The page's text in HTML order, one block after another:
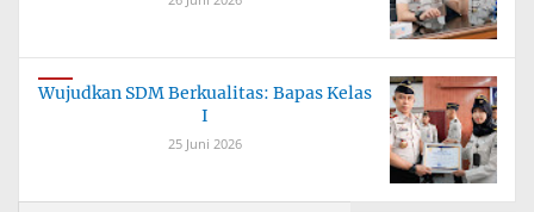
Wujudkan SDM Berkualitas: Bapas Kelas
I
25 Juni 2026